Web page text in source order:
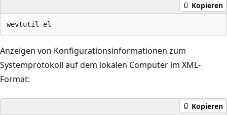
Kopieren
Anzeigen von Konfigurationsinformationen zum
Systemprotokoll auf dem lokalen Computer im XML-
Format:
Kopieren